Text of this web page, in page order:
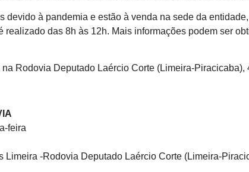
devido à pandemia e estão à venda na sede da
realizado das 8h às 12h. Mais informações podem ser
Rodovia Deputado Laércio Corte (Limeira-Piracicaba),
feira
Limeira -Rodovia Deputado Laércio Corte (Limeira-